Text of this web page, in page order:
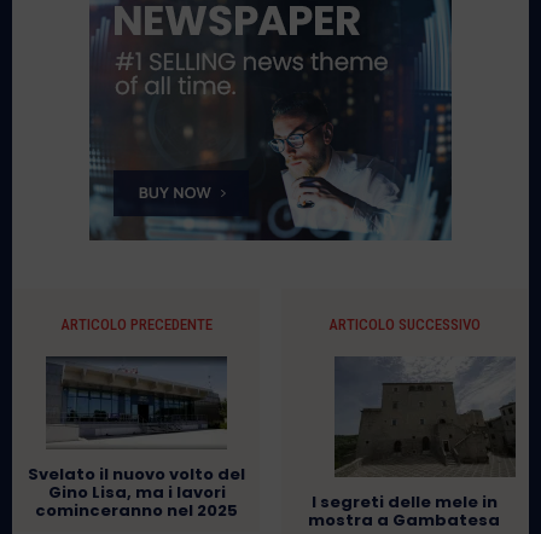
ARTICOLO PRECEDENTE
Svelato il nuovo volto del
Gino Lisa, ma i lavori
cominceranno nel 2025
ARTICOLO SUCCESSIVO
I segreti delle mele in
mostra a Gambatesa